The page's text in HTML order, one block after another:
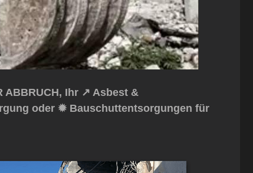
Ihr ↗️ Asbest &
oder ✹ Bauschuttentsorgungen für